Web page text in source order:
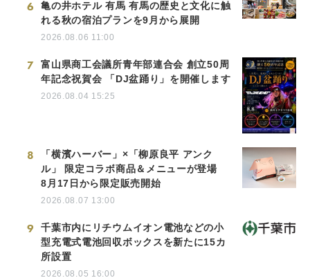
6
亀の井ホテル 有馬 有馬の歴史と文化に触
れる秋の宿泊プランを9月から展開
2026.08.06 11:00
7
富山県商工会議所青年部連合会 創立50周
年記念祝賀会 「DJ盆踊り」を開催します
2026.08.04 15:25
8
「横濱ハーバー」×「柳原良平 アンク
ル」 限定コラボ商品＆メニューが登場
8月17日から限定販売開始
2026.08.07 13:00
9
千葉市内にリチウムイオン電池などの小
型充電式電池回収ボックスを新たに15カ
所設置
2026.08.05 16:00